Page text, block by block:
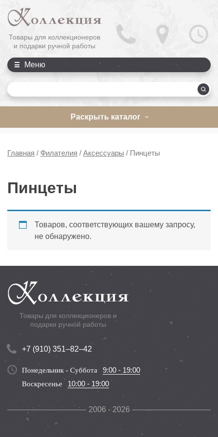
Товары для коллекционеров
и подарки ручной работы
Меню
Раскрыть каталог
Главная / Филателия / Аксессуары / Пинцеты
Пинцеты
Товаров, соответствующих вашему запросу,
не обнаружено.
Товары для коллекционеров и
подарки ручной работы
+7 (910) 351–82–42
Понедельник - Суббота 9:00 - 19:00
Воскресенье 10:00 - 19:00
2006 - 2026